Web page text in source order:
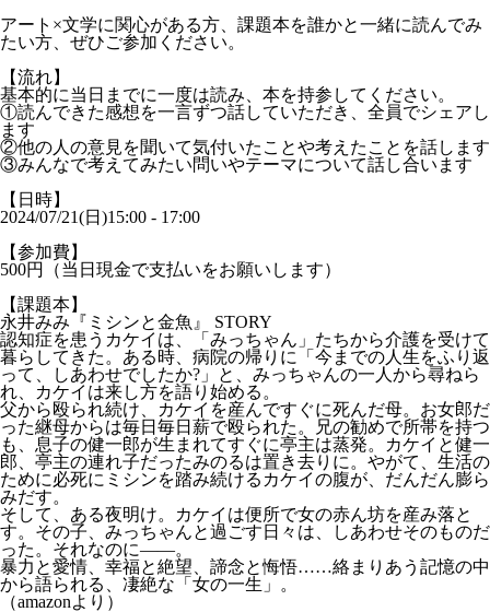
アート×文学に関心がある方、課題本を誰かと一緒に読んでみ
たい方、ぜひご参加ください。
【流れ】
基本的に当日までに一度は読み、本を持参してください。
①読んできた感想を一言ずつ話していただき、全員でシェアし
ます
②他の人の意見を聞いて気付いたことや考えたことを話します
③みんなで考えてみたい問いやテーマについて話し合います
【日時】
2024/07/21(日)15:00 - 17:00
【参加費】
500円（当日現金で支払いをお願いします）
【課題本】
永井みみ『ミシンと金魚』 STORY
認知症を患うカケイは、「みっちゃん」たちから介護を受けて
暮らしてきた。ある時、病院の帰りに「今までの人生をふり返
って、しあわせでしたか?」と、みっちゃんの一人から尋ねら
れ、カケイは来し方を語り始める。
父から殴られ続け、カケイを産んですぐに死んだ母。お女郎だ
った継母からは毎日毎日薪で殴られた。兄の勧めで所帯を持つ
も、息子の健一郎が生まれてすぐに亭主は蒸発。カケイと健一
郎、亭主の連れ子だったみのるは置き去りに。やがて、生活の
ために必死にミシンを踏み続けるカケイの腹が、だんだん膨ら
みだす。
そして、ある夜明け。カケイは便所で女の赤ん坊を産み落と
す。その子、みっちゃんと過ごす日々は、しあわせそのものだ
った。それなのに――。
暴力と愛情、幸福と絶望、諦念と悔悟……絡まりあう記憶の中
から語られる、凄絶な「女の一生」。
（amazonより）